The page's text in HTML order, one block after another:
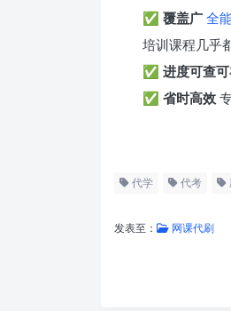
✅ 覆盖广 全
培训课程几乎
✅ 进度可查
✅ 省时高效
代学 代考
发表至： 网课代刷